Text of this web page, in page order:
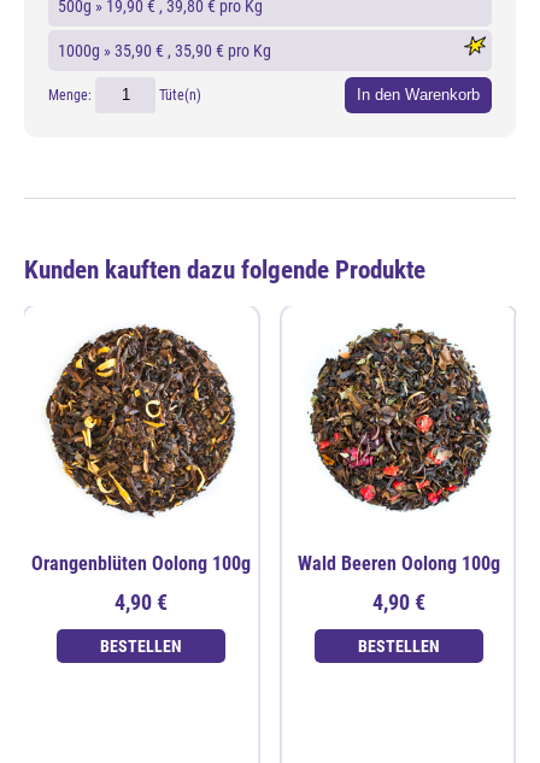
500g » 19,90 € , 39,80 € pro Kg
1000g »35,90 € , 35,90 € pro Kg
Menge: Tüte(n) In den Warenkorb
Kunden kauften dazu folgende Produkte
Orangenblüten Oolong 100g
4,90 €
BESTELLEN
Wald Beeren Oolong 100g
4,90 €
BESTELLEN